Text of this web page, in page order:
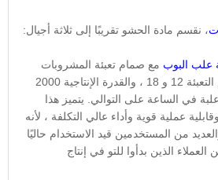
، نقسم مادة الحشو تقريبًا إلى ثلاثة أجيال:
علب البوب مع صمام تعبئة المشروبات
الغازية. عدد رؤوس صمام التعبئة 12 و 18 ، والقدرة الإنتاجية 2000
علبة في الساعة و 5000 علبة في الساعة على التوالي. يتميز هذا
عملية قوية وأداء عالي التكلفة ، لأنه
من المستخدمين قيد الاستخدام حاليًا
الذين بدأوا للتو في إنتاج